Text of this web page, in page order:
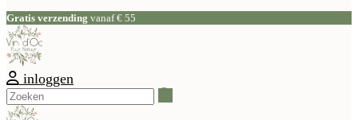
Gratis verzending vanaf € 55
inloggen